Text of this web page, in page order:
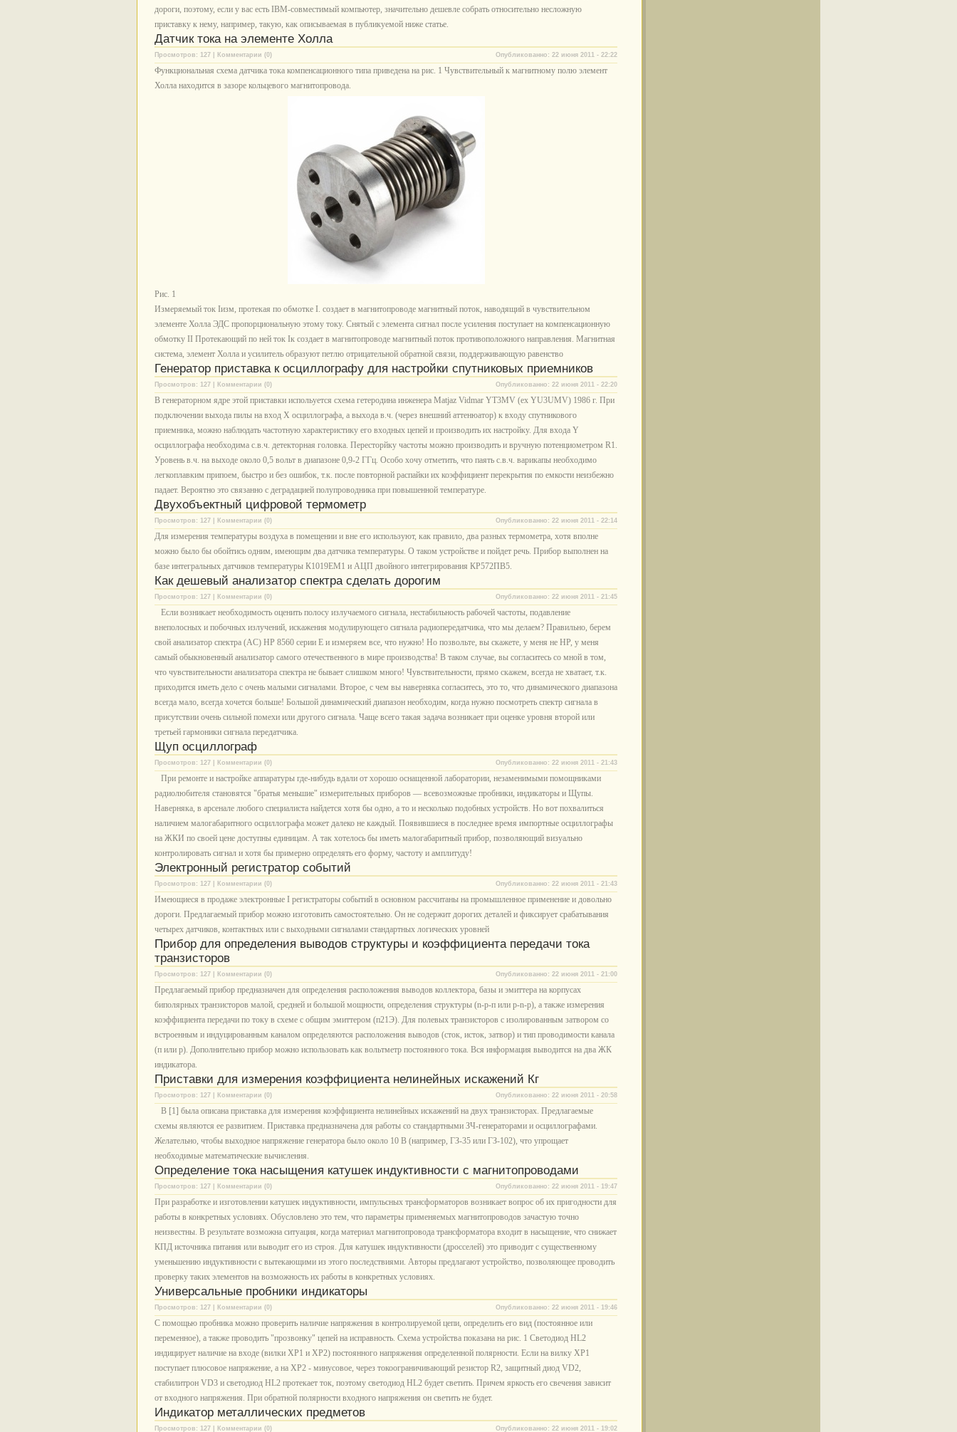
дороги, поэтому, если у вас есть IBM-совместимый компьютер, значительно дешевле собрать относительно несложную
приставку к нему, например, такую, как описываемая в публикуемой ниже статье.
Датчик тока на элементе Холла
Просмотров: 127 | Комментарии (0) Опубликованно: 22 июня 2011 - 22:22
Функциональная схема датчика тока компенсационного типа приведена на рис. 1 Чувствительный к магнитному полю элемент
Холла находится в зазоре кольцевого магнитопровода.
Рис. 1
Измеряемый ток Iизм, протекая по обмотке I. создает в магнитопроводе магнитный поток, наводящий в чувствительном
элементе Холла ЭДС пропорциональную этому току. Снятый с элемента сигнал после усиления поступает на компенсационную
обмотку II Протекающий по ней ток Iк создает в магнитопроводе магнитный поток противоположного направления. Магнитная
система, элемент Холла и усилитель образуют петлю отрицательной обратной связи, поддерживающую равенство
Генератор приставка к осциллографу для настройки спутниковых приемников
Просмотров: 127 | Комментарии (0) Опубликованно: 22 июня 2011 - 22:20
В генераторном ядре этой приставки испольуется схема гетеродина инженера Matjaz Vidmar YT3MV (ex YU3UMV) 1986 г. При
подключении выхода пилы на вход Х осциллографа, а выхода в.ч. (через внешний аттенюатор) к входу спутникового
приемника, можно наблюдать частотную характеристику его входных цепей и производить их настройку. Для входа Y
осциллографа необходима с.в.ч. детекторная головка. Пересторйку частоты можно производить и вручную потенциометром R1.
Уровень в.ч. на выходе около 0,5 вольт в диапазоне 0,9-2 ГГц. Особо хочу отметить, что паять с.в.ч. варикапы необходимо
легкоплавким припоем, быстро и без ошибок, т.к. после повторной распайки их коэффициент перекрытия по емкости неизбежно
падает. Вероятно это связанно с деградацией полупроводника при повышенной температуре.
Двухобъектный цифровой термометр
Просмотров: 127 | Комментарии (0) Опубликованно: 22 июня 2011 - 22:14
Для измерения температуры воздуха в помещении и вне его используют, как правило, два разных термометра, хотя вполне
можно было бы обойтись одним, имеющим два датчика температуры. О таком устройстве и пойдет речь. Прибор выполнен на
базе интегральных датчиков температуры К1019ЕМ1 и АЦП двойного интегрирования КР572ПВ5.
Как дешевый анализатор спектра сделать дорогим
Просмотров: 127 | Комментарии (0) Опубликованно: 22 июня 2011 - 21:45
Если возникает необходимость оценить полосу излучаемого сигнала, нестабильность рабочей частоты, подавление
внеполосных и побочных излучений, искажения модулирующего сигнала радиопередатчика, что мы делаем? Правильно, берем
свой анализатор спектра (AC) HP 8560 серии Е и измеряем все, что нужно! Но позвольте, вы скажете, у меня не HP, у меня
самый обыкновенный анализатор самого отечественного в мире производства! В таком случае, вы согласитесь со мной в том,
что чувствительности анализатора спектра не бывает слишком много! Чувствительности, прямо скажем, всегда не хватает, т.к.
приходится иметь дело с очень малыми сигналами. Второе, с чем вы наверняка согласитесь, это то, что динамического диапазона
всегда мало, всегда хочется больше! Большой динамический диапазон необходим, когда нужно посмотреть спектр сигнала в
присутствии очень сильной помехи или другого сигнала. Чаще всего такая задача возникает при оценке уровня второй или
третьей гармоники сигнала передатчика.
Щуп осциллограф
Просмотров: 127 | Комментарии (0) Опубликованно: 22 июня 2011 - 21:43
При ремонте и настройке аппаратуры где-нибудь вдали от хорошо оснащенной лаборатории, незаменимыми помощниками
радиолюбителя становятся "братья меньшие" измерительных приборов — всевозможные пробники, индикаторы и Щупы.
Наверняка, в арсенале любого специалиста найдется хотя бы одно, а то и несколько подобных устройств. Но вот похвалиться
наличием малогабаритного осциллографа может далеко не каждый. Появившиеся в последнее время импортные осциллографы
на ЖКИ по своей цене доступны единицам. А так хотелось бы иметь малогабаритный прибор, позволяющий визуально
контролировать сигнал и хотя бы примерно определять его форму, частоту и амплитуду!
Электронный регистратор событий
Просмотров: 127 | Комментарии (0) Опубликованно: 22 июня 2011 - 21:43
Имеющиеся в продаже электронные I регистраторы событий в основном рассчитаны на промышленное применение и довольно
дороги. Предлагаемый прибор можно изготовить самостоятельно. Он не содержит дорогих деталей и фиксирует срабатывания
четырех датчиков, контактных или с выходными сигналами стандартных логических уровней
Прибор для определения выводов структуры и коэффициента передачи тока
транзисторов
Просмотров: 127 | Комментарии (0) Опубликованно: 22 июня 2011 - 21:00
Предлагаемый прибор предназначен для определения расположения выводов коллектора, базы и эмиттера на корпусах
биполярных транзисторов малой, средней и большой мощности, определения структуры (n-p-п или p-n-p), а также измерения
коэффициента передачи по току в схеме с общим эмиттером (п21Э). Для полевых транзисторов с изолированным затвором со
встроенным и индуцированным каналом определяются расположения выводов (сток, исток, затвор) и тип проводимости канала
(п или р). Дополнительно прибор можно использовать как вольтметр постоянного тока. Вся информация выводится на два ЖК
индикатора.
Приставки для измерения коэффициента нелинейных искажений Кг
Просмотров: 127 | Комментарии (0) Опубликованно: 22 июня 2011 - 20:58
В [1] была описана приставка для измерения коэффициента нелинейных искажений на двух транзисторах. Предлагаемые
схемы являются ее развитием. Приставка предназначена для работы со стандартными ЗЧ-генераторами и осциллографами.
Желательно, чтобы выходное напряжение генератора было около 10 В (например, ГЗ-35 или ГЗ-102), что упрощает
необходимые математические вычисления.
Определение тока насыщения катушек индуктивности с магнитопроводами
Просмотров: 127 | Комментарии (0) Опубликованно: 22 июня 2011 - 19:47
При разработке и изготовлении катушек индуктивности, импульсных трансформаторов возникает вопрос об их пригодности для
работы в конкретных условиях. Обусловлено это тем, что параметры применяемых магнитопроводов зачастую точно
неизвестны. В результате возможна ситуация, когда материал магнитопровода трансформатора входит в насыщение, что снижает
КПД источника питания или выводит его из строя. Для катушек индуктивности (дросселей) это приводит с существенному
уменьшению индуктивности с вытекающими из этого последствиями. Авторы предлагают устройство, позволяющее проводить
проверку таких элементов на возможность их работы в конкретных условиях.
Универсальные пробники индикаторы
Просмотров: 127 | Комментарии (0) Опубликованно: 22 июня 2011 - 19:46
С помощью пробника можно проверить наличие напряжения в контролируемой цепи, определить его вид (постоянное или
переменное), а также проводить "прозвонку" цепей на исправность. Схема устройства показана на рис. 1 Светодиод HL2
индицирует наличие на входе (вилки ХР1 и ХР2) постоянного напряжения определенной полярности. Если на вилку ХР1
поступает плюсовое напряжение, а на ХР2 - минусовое, через токоограничивающий резистор R2, защитный диод VD2,
стабилитрон VD3 и светодиод HL2 протекает ток, поэтому светодиод HL2 будет светить. Причем яркость его свечения зависит
от входного напряжения. При обратной полярности входного напряжения он светить не будет.
Индикатор металлических предметов
Просмотров: 127 | Комментарии (0) Опубликованно: 22 июня 2011 - 19:02